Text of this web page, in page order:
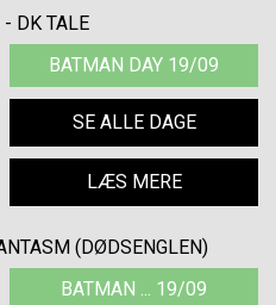
DK TALE
BATMAN DAY 19/09
SE ALLE DAGE
LÆS MERE
(DØDSENGLEN)
BATMAN ... 19/09